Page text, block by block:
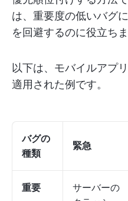
は、重要度の低いバグ
を回避するのに役立ちま
以下は、モバイルアプ
適用された例です。
バグの
種類
緊急
重要
サーバーの